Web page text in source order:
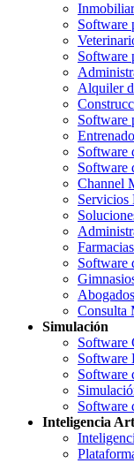
Software
Software
Alquiler
Software
Software
Software
Channel
Servicios
Farmacias
Software
Abogados
Consulta
Simulación
Software
Software
Software
Software
Inteligencia